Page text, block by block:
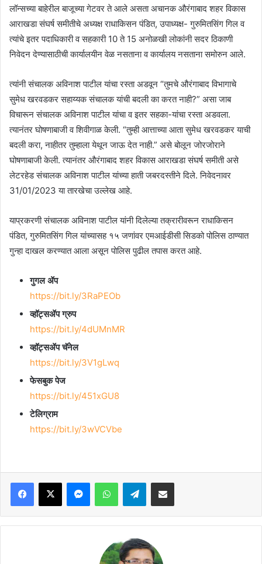
लॉन्सच्या बाहेरील बाजूच्या गेटवर ते आले असता अचानक औरंगाबाद शहर विकास
आराखडा संघर्ष समीतीचे अध्यक्ष राधाकिसन पंडित, उपाध्यक्ष- गुरुमितसिंग गिल व
त्यांचे इतर पदाधिकारी व सहकारी 10 ते 15 अनोळखी लोकांनी सदर ठिकाणी
निवेदन देण्यासाठीची कार्यालयीन वेळ नसताना व कार्यालय नसताना समोरुन आले.
त्यांनी संचालक अविनाश पाटील यांचा रस्ता अडवून “तुमचे औरंगाबाद विभागाचे
सुमेध खरवडकर सहाय्यक संचालक यांची बदली का करत नाही?” असा जाब
विचारून संचालक अविनाश पाटील यांचा व इतर सहका-यांचा रस्ता अडवला.
त्यानंतर घोषणाबाजी व शिवीगाळ केली. “तुम्ही आत्ताच्या आता सुमेध खरवडकर याची
बदली करा, नाहीतर तुम्हाला येथून जाऊ देत नाही.” असे बोलून जोरजोराने
घोषणाबाजी केली. त्यानंतर औरंगाबाद शहर विकास आराखडा संघर्ष समीती असे
लेटरहेड संचालक अविनाश पाटील यांच्या हाती जबरदस्तीने दिले. निवेदनावर
31/01/2023 या तारखेचा उल्लेख आहे.
याप्रकरणी संचालक अविनाश पाटील यांनी दिलेल्या तक्रारीवरून राधाकिसन
पंडित, गुरुमितसिंग गिल यांच्यासह १५ जणांवर एमआईडीसी सिडको पोलिस ठाण्यात
गुन्हा दाखल करण्यात आला असून पोलिस पुढील तपास करत आहे.
गुगल ॲप
https://bit.ly/3RaPEOb
व्हॉट्सॲप ग्रुप
https://bit.ly/4dUMnMR
व्हॉट्सॲप चॅनेल
https://bit.ly/3V1gLwq
फेसबुक पेज
https://bit.ly/451xGU8
टेलिग्राम
https://bit.ly/3wVCVbe
Facebook
X MessengerWhatsAppTelegramShare via Email